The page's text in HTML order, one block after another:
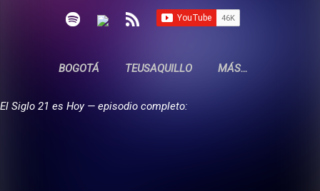
BOGOTÁ TEUSAQUILLO MÁS…
El Siglo 21 es Hoy — episodio completo: